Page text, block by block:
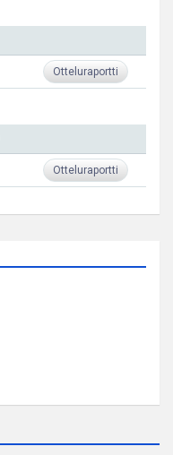
Otteluraportti
Otteluraportti